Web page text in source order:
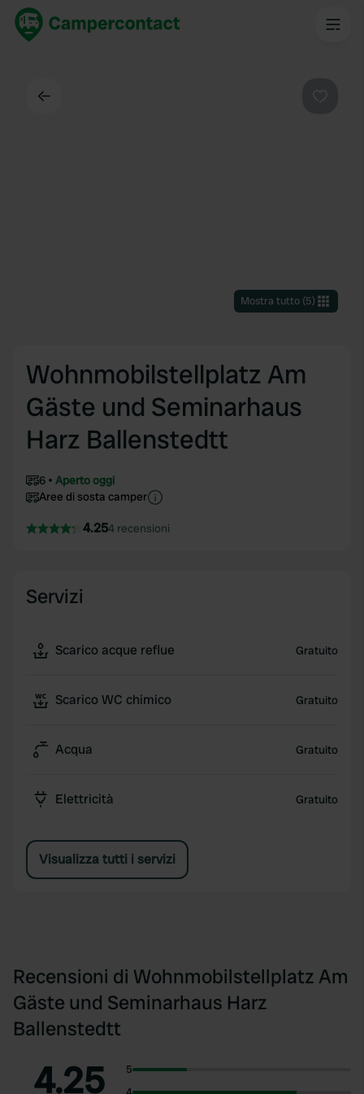
Mostra tutto(5)
Wohnmobilstellplatz Am
Gäste und Seminarhaus
Harz Ballenstedtt
6
Aperto oggi
Aree di sosta camper
4.254 recensioni
Servizi
Scarico acque reflue Gratuito
Scarico WC chimico Gratuito
Acqua Gratuito
Elettricità Gratuito
Visualizza tutti i servizi
Recensioni di Wohnmobilstellplatz Am
Gäste und Seminarhaus Harz
Ballenstedtt
4.25
5